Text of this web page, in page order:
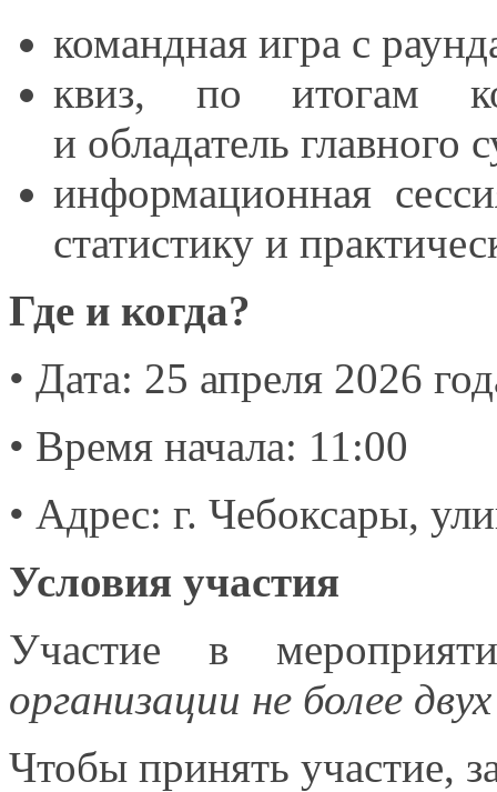
командная игра с
квиз, по итогам
и обладатель главного
информационная
статистику и
Где и когда?
• Дата: 25 апреля 2026
• Время начала: 11:00
• Адрес: г. Чебоксары,
Условия участия
Участие в
организации не более
Чтобы принять участие,